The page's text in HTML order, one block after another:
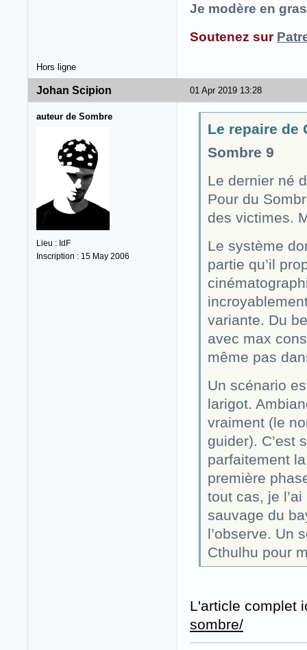
Je modère en
Soutenez sur
Hors ligne
01 Apr 2019 13:28
Johan Scipion
auteur de Sombre
Lieu : IdF
Inscription : 15 May 2006
Le repaire de
Sombre 9
Le dernier né
Pour du
des victimes.
Le système
partie qu’il
variante. Du
avec max
même pas
Un scénario
larigot.
vraiment (le
guider). C’est
parfaitement
première
tout cas, je
sauvage du
l’observe. Un
Cthulhu pour
L'article complet
sombre/